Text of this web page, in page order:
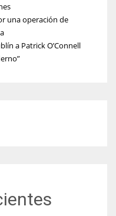
una operación de
a Patrick O’Connell